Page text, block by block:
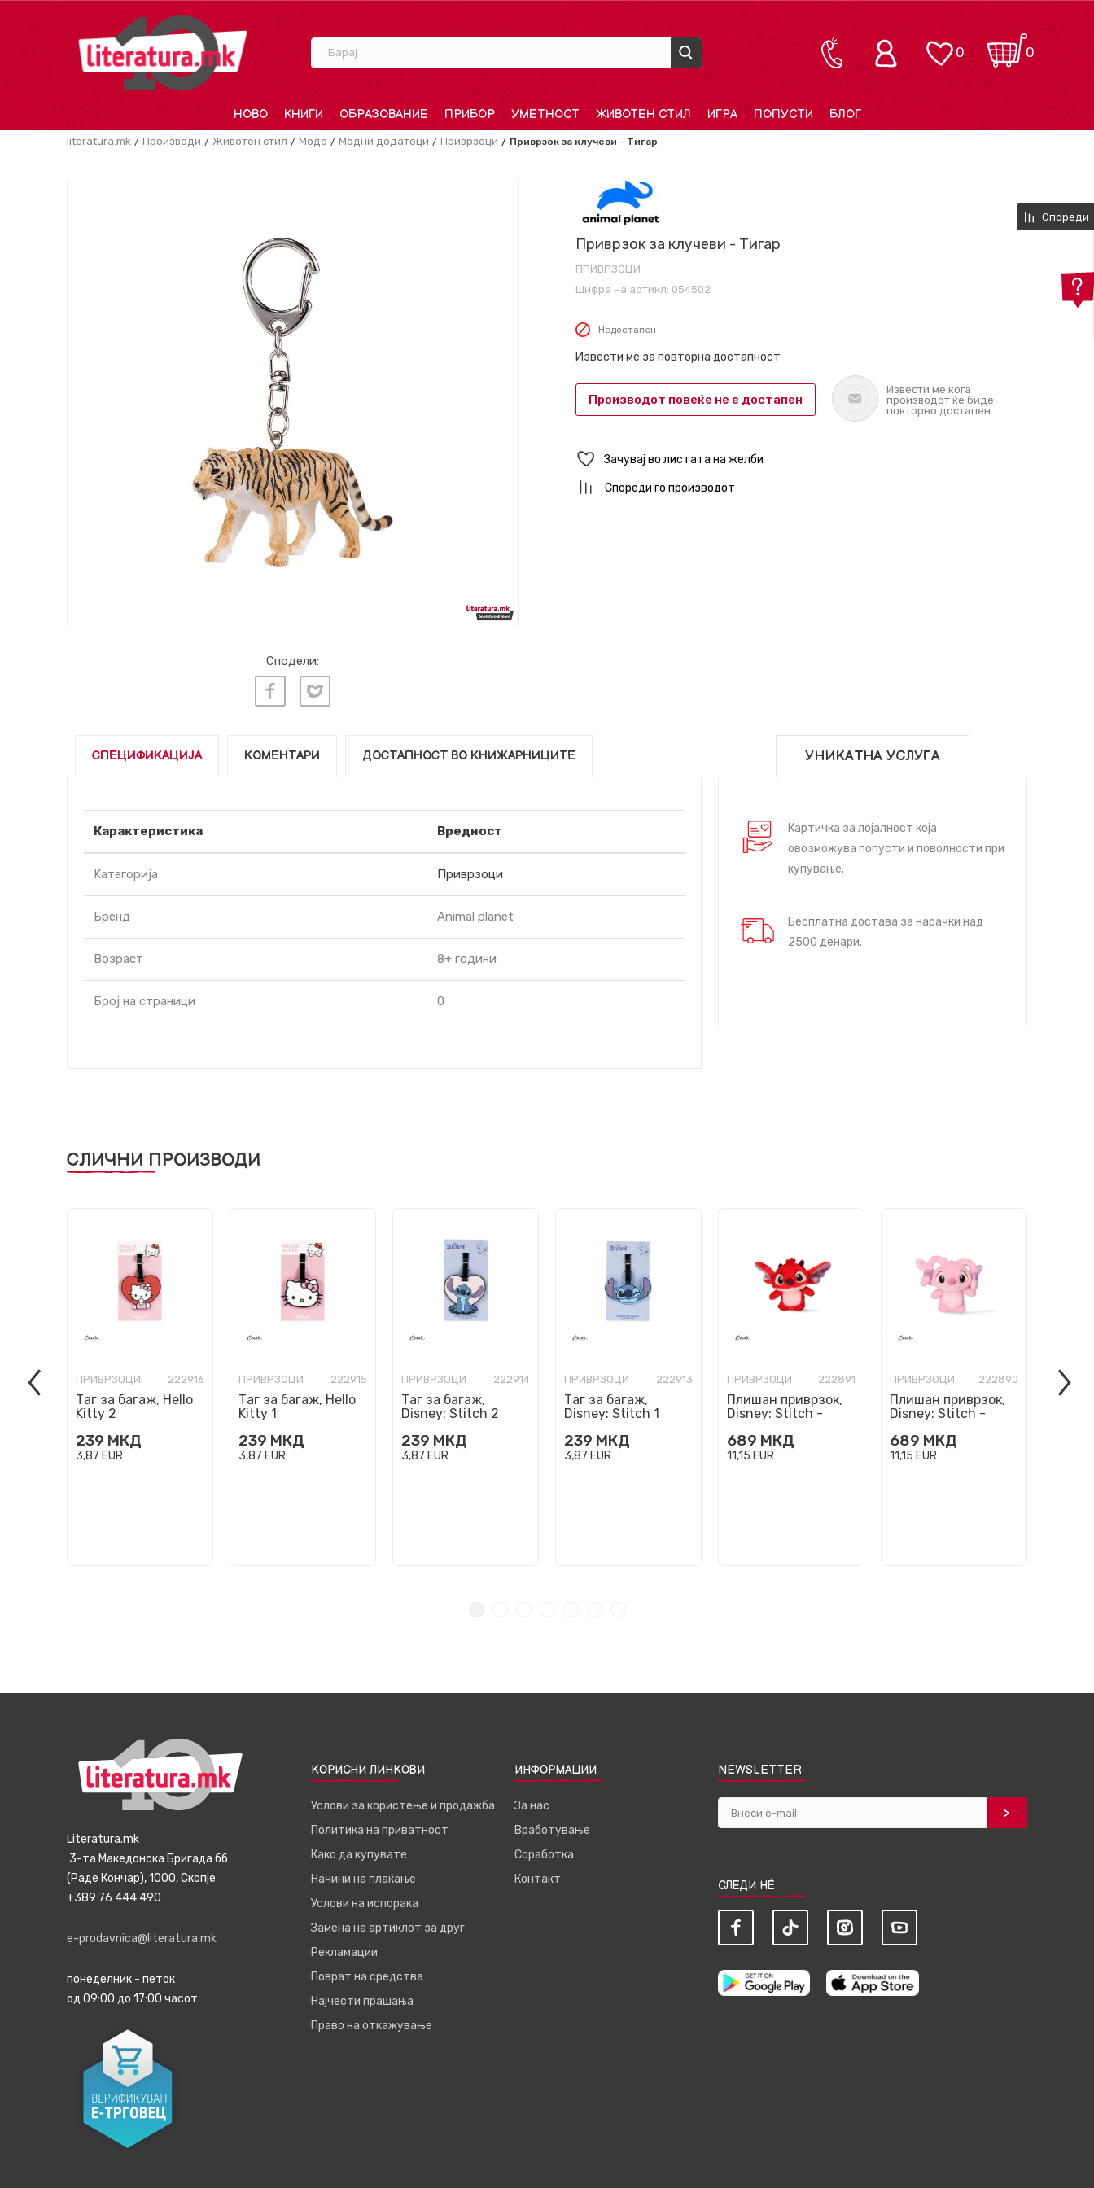
Барај 0
0
НОВО КНИГИ ОБРАЗОВАНИЕ ПРИБОР УМЕТНОСТ ЖИВОТЕН СТИЛ ИГРА ПОПУСТИ БЛОГ
literatura.mk Производи Животен стил Мода Модни додатоци Приврзоци Приврзок за клучеви - Тигар
Сподели:
Приврзок за клучеви - Тигар
ПРИВРЗОЦИ
Шифра на артикл: 054502
Недостапен
Извести ме за повторна достапност
Производот повеќе не е достапен
Извести ме кога
производот ќе биде
повторно достапен
Зачувај во листата на желби
Спореди го производот
СПЕЦИФИКАЦИЈА КОМЕНТАРИ ДОСТАПНОСТ ВО КНИЖАРНИЦИТЕ
Карактеристика Вредност
Kатегорија Приврзоци
Бренд Animal planet
Возраст 8+ години
Број на страници 0
УНИКАТНА УСЛУГА
Картичка за лојалност која
овозможува попусти и поволности при
купување.
Бесплатна достава за нарачки над
2500 денари.
СЛИЧНИ ПРОИЗВОДИ
ПРИВРЗОЦИ 222916
Таг за багаж, Hello
Kitty 2
239 МКД
3,87 EUR
ПРИВРЗОЦИ 222915
Таг за багаж, Hello
Kitty 1
239 МКД
3,87 EUR
ПРИВРЗОЦИ 222914
Таг за багаж,
Disney: Stitch 2
239 МКД
3,87 EUR
ПРИВРЗОЦИ 222913
Таг за багаж,
Disney: Stitch 1
239 МКД
3,87 EUR
ПРИВРЗОЦИ 222891
Плишан приврзок,
Disney: Stitch -
689 МКД
11,15 EUR
ПРИВРЗОЦИ 222890
Плишан приврзок,
Disney: Stitch -
689 МКД
11,15 EUR
Спореди
Literatura.mk
3-та Македонска Бригада бб
(Раде Кончар), 1000, Скопје
+389 76 444 490
e-prodavnica@literatura.mk
понеделник - петок
од 09:00 до 17:00 часот
КОРИСНИ ЛИНКОВИ
Услови за користење и продажба
Политика на приватност
Како да купувате
Начини на плаќање
Услови на испорака
Замена на артиклот за друг
Рекламации
Поврат на средства
Најчести прашања
Право на откажување
ИНФОРМАЦИИ
За нас
Вработување
Соработка
Контакт
NEWSLETTER
СЛЕДИ НЀ